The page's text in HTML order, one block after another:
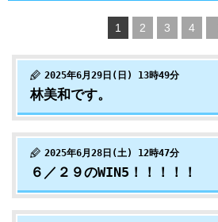
1 2 3 4
2025年6月29日(日) 13時49分
林美和です。
2025年6月28日(土) 12時47分
６／２９のWIN5！！！！！